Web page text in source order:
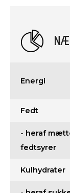
Energi
Fedt
- heraf
fedtsyrer
Kulhydrater